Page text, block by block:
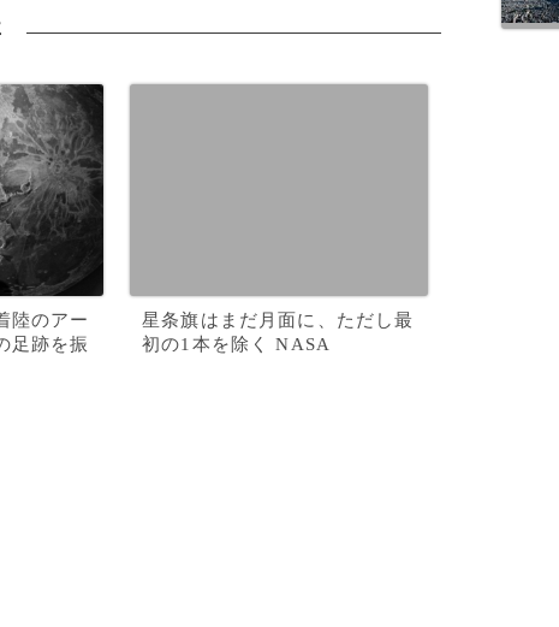
陸のアー
足跡を振
星条旗はまだ月面に、ただし最
初の1本を除く NASA